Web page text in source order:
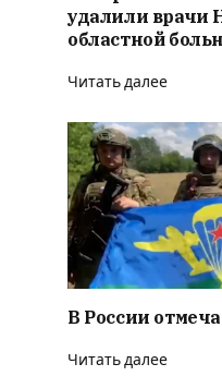
удалили врачи
областной
Читать далее
В России
Читать далее